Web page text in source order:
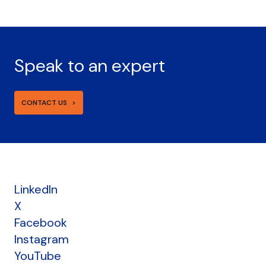
Speak to an expert
CONTACT US
LinkedIn
X
Facebook
Instagram
YouTube